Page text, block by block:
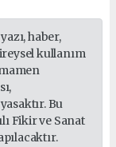
haber,
kullanım
Bu
Fikir ve Sanat